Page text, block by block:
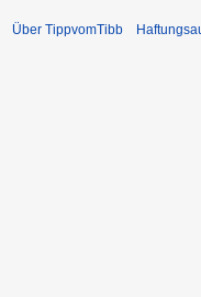
Über TippvomTibb